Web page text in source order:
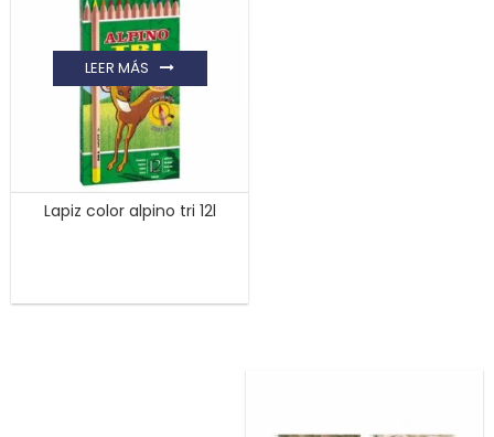
Lapiz color alpino tri 12l
LEER MÁS